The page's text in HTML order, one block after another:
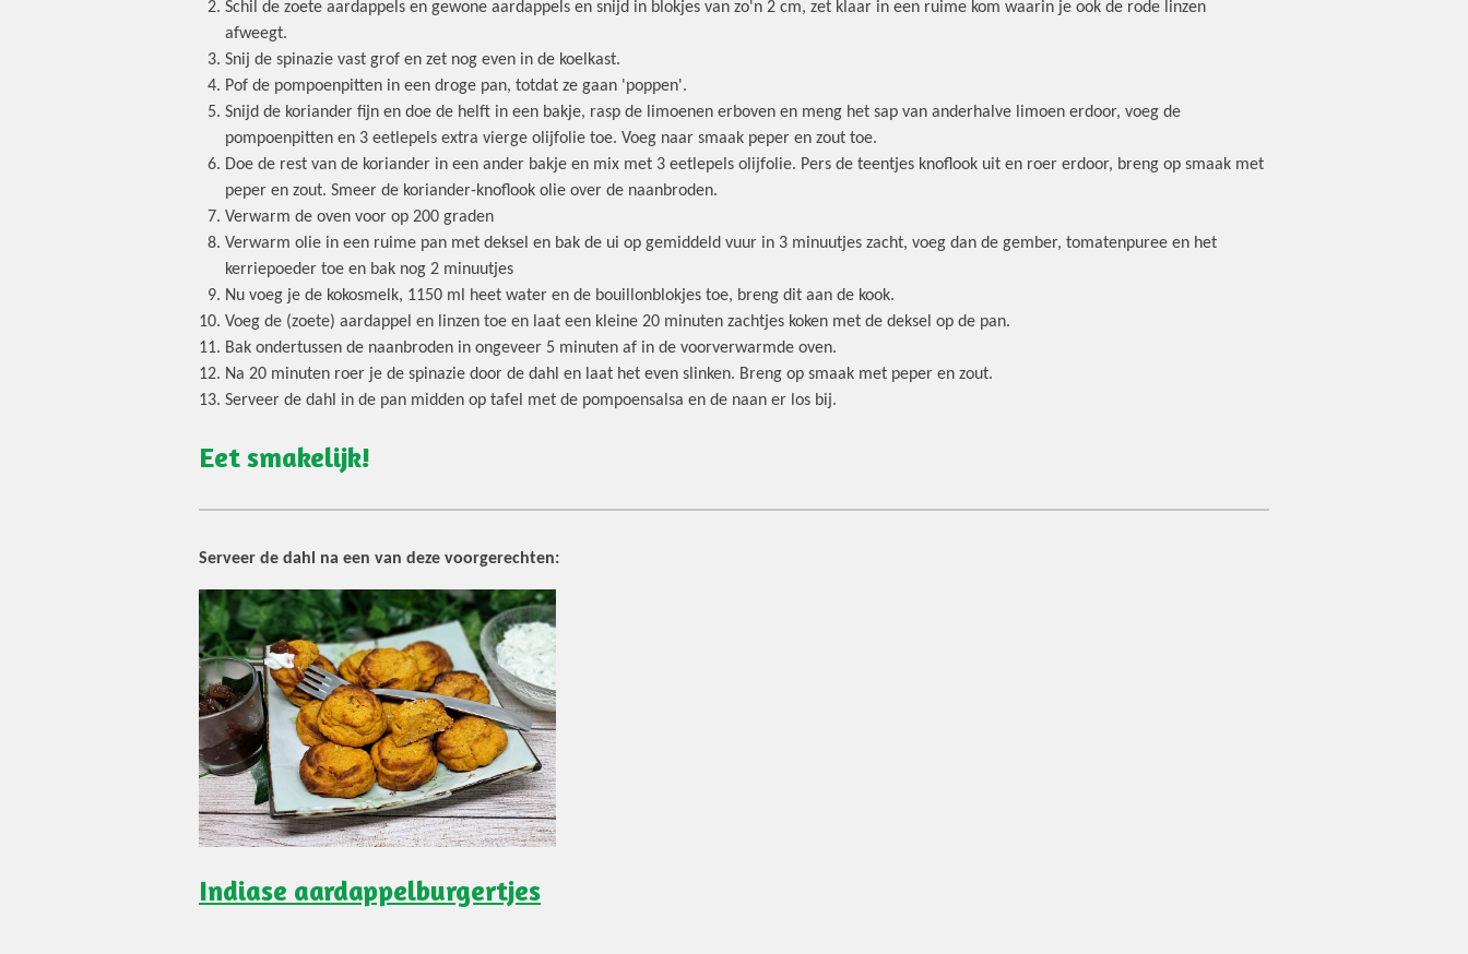
Schil de zoete aardappels en gewone aardappels en snijd in blokjes van zo'n 2 cm, zet klaar in een ruime kom waarin je ook de rode linzen
afweegt.
Snij de spinazie vast grof en zet nog even in de koelkast.
Pof de pompoenpitten in een droge pan, totdat ze gaan 'poppen'.
Snijd de koriander fijn en doe de helft in een bakje, rasp de limoenen erboven en meng het sap van anderhalve limoen erdoor, voeg de
pompoenpitten en 3 eetlepels extra vierge olijfolie toe. Voeg naar smaak peper en zout toe.
Doe de rest van de koriander in een ander bakje en mix met 3 eetlepels olijfolie. Pers de teentjes knoflook uit en roer erdoor, breng op smaak met
peper en zout. Smeer de koriander-knoflook olie over de naanbroden.
Verwarm de oven voor op 200 graden
Verwarm olie in een ruime pan met deksel en bak de ui op gemiddeld vuur in 3 minuutjes zacht, voeg dan de gember, tomatenpuree en het
kerriepoeder toe en bak nog 2 minuutjes
Nu voeg je de kokosmelk, 1150 ml heet water en de bouillonblokjes toe, breng dit aan de kook.
Voeg de (zoete) aardappel en linzen toe en laat een kleine 20 minuten zachtjes koken met de deksel op de pan.
Bak ondertussen de naanbroden in ongeveer 5 minuten af in de voorverwarmde oven.
Na 20 minuten roer je de spinazie door de dahl en laat het even slinken. Breng op smaak met peper en zout.
Serveer de dahl in de pan midden op tafel met de pompoensalsa en de naan er los bij.
Eet smakelijk!
Serveer de dahl na een van deze voorgerechten:
Indiase aardappelburgertjes